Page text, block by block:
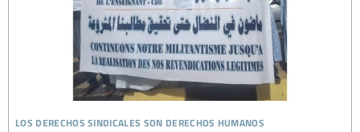
los derechos sindicales son derechos humanos